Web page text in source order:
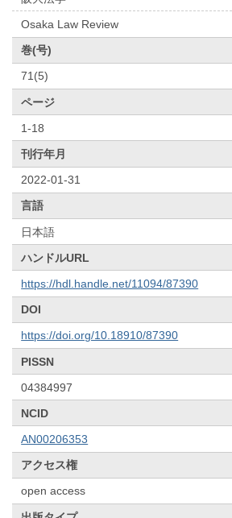
Osaka Law Review
巻(号)
71(5)
ページ
1-18
刊行年月
2022-01-31
言語
日本語
ハンドルURL
https://hdl.handle.net/11094/87390
DOI
https://doi.org/10.18910/87390
PISSN
04384997
NCID
AN00206353
アクセス権
open access